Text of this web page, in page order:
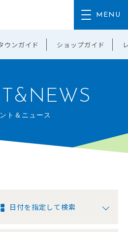
ウンガイド ショップガイド
ト＆ニュース
日付を指定して検索